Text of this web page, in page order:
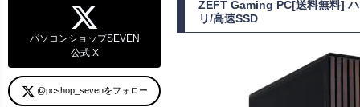
ZEFT Gaming PC[送料無料]
リ/高速SSD
パソコンショップSEVEN
公式 X
@pcshop_sevenをフォロー